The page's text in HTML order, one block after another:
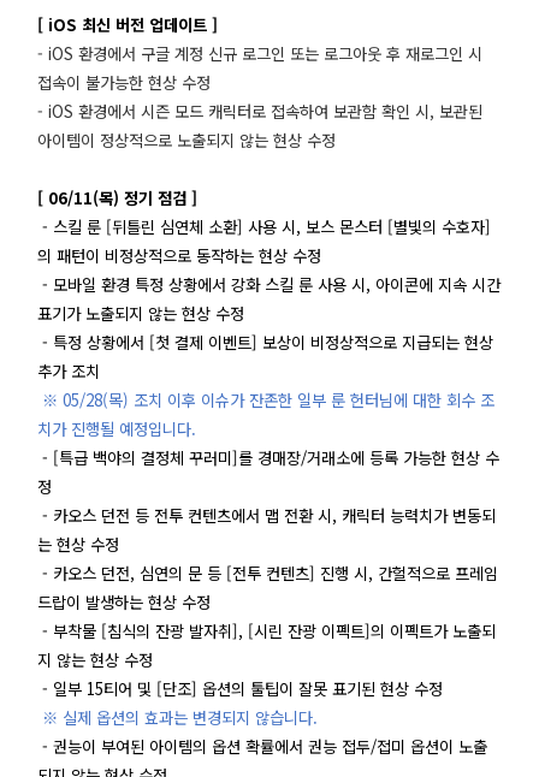
[ iOS 최신 버전 업데이트 ]
- iOS 환경에서 구글 계정 신규 로그인 또는 로그아웃 후 재로그인 시
접속이 불가능한 현상 수정
- iOS 환경에서 시즌 모드 캐릭터로 접속하여 보관함 확인 시, 보관된
아이템이 정상적으로 노출되지 않는 현상 수정
[ 06/11(목) 정기 점검 ]
- 스킬 룬 [뒤틀린 심연체 소환] 사용 시, 보스 몬스터 [별빛의 수호자]
의 패턴이 비정상적으로 동작하는 현상 수정
- 모바일 환경 특정 상황에서 강화 스킬 룬 사용 시, 아이콘에 지속 시간
표기가 노출되지 않는 현상 수정
- 특정 상황에서 [첫 결제 이벤트] 보상이 비정상적으로 지급되는 현상
추가 조치
※ 05/28(목) 조치 이후 이슈가 잔존한 일부 룬 헌터님에 대한 회수 조
치가 진행될 예정입니다.
- [특급 백야의 결정체 꾸러미]를 경매장/거래소에 등록 가능한 현상 수
정
- 카오스 던전 등 전투 컨텐츠에서 맵 전환 시, 캐릭터 능력치가 변동되
는 현상 수정
- 카오스 던전, 심연의 문 등 [전투 컨텐츠] 진행 시, 간헐적으로 프레임
드랍이 발생하는 현상 수정
- 부착물 [침식의 잔광 발자취], [시린 잔광 이펙트]의 이펙트가 노출되
지 않는 현상 수정
- 일부 15티어 및 [단조] 옵션의 툴팁이 잘못 표기된 현상 수정
※ 실제 옵션의 효과는 변경되지 않습니다.
- 권능이 부여된 아이템의 옵션 확률에서 권능 접두/접미 옵션이 노출